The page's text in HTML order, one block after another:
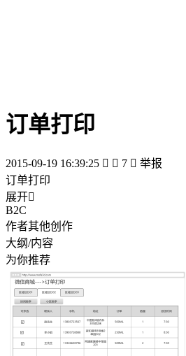
订单打印
2015-09-19 16:39:25   7  举报
订单打印
展开
B2C
作者其他创作
大纲/内容
为你推荐